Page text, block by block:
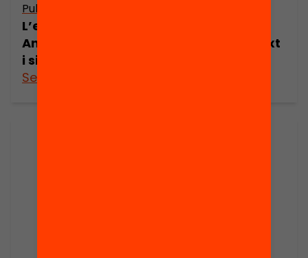
Publicació
L’estat de l’educació a Catalunya.
Anuari 2006. Volum II: Anàlisi de context
i situacions
See more